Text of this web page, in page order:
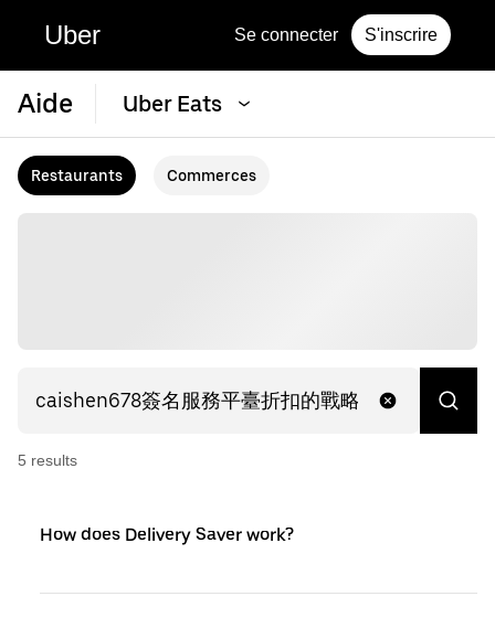
Uber Se connecter S'inscrire
Aide Uber Eats
Restaurants Commerces
5 results
How does Delivery Saver work?